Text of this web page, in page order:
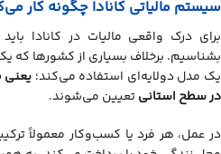
سیستم مالیاتی کانادا چگونه کار
برای درک واقعی مالیات در کانادا
بشناسیم. برخلاف بسیاری از کشورها که یک
یک مدل دو‌لایه‌ای استفاده می‌کند؛
در سطح استانیتعیین می‌شوند.
در عمل، هر فرد یا کسب‌وکار معمولاً